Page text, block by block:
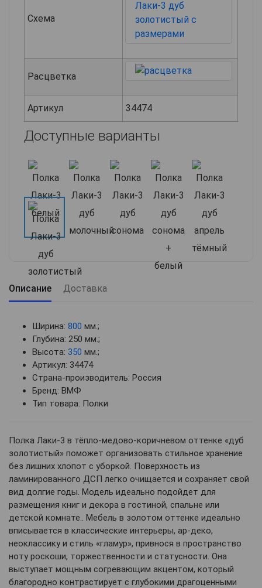
Схема
Расцветка
Артикул 34474
Доступные варианты
Описание Доставка
Ширина: 800 мм.;
Глубина: 250 мм.;
Высота: 350 мм.;
Артикул: 34474
Страна-производитель: Россия
Бренд: ВМФ
Тип товара: Полки
Полка Лаки-3 в тёпло-медово-коричневом оттенке «дуб
золотистый» поможет организовать стильное хранение
без лишних хлопот с уборкой. Поверхность из
ламинированного ДСП легко очищается и сохраняет свой
вид долгие годы. Модель идеально подойдет для
размещения книг и декора в гостиной, спальне или
детской комнате.. Мебель в золотом оттенке идеально
вписывается в классические интерьеры, ар-деко,
неоклассику и стиль «гламур», привнося в пространство
ноту роскоши, торжественности и статусности. Она
выступает мощным согревающим акцентом, который
благородно контрастирует с глубокими драгоценными